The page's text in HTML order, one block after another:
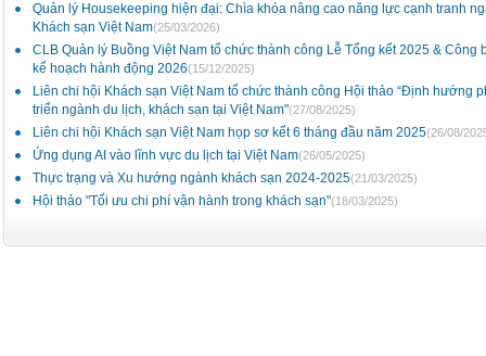
Quản lý Housekeeping hiện đại: Chìa khóa nâng cao năng lực cạnh tranh
Khách sạn Việt Nam(25/03/2026)
CLB Quản lý Buồng Việt Nam tổ chức thành công Lễ Tổng kết 2025 & Công
kế hoạch hành động 2026(15/12/2025)
Liên chi hội Khách sạn Việt Nam tổ chức thành công Hội thảo “Định hướng
triển ngành du lịch, khách sạn tại Việt Nam"(27/08/2025)
Liên chi hội Khách sạn Việt Nam họp sơ kết 6 tháng đầu năm 2025(26/08/
Ứng dụng AI vào lĩnh vực du lịch tại Việt Nam(26/05/2025)
Thực trạng và Xu hướng ngành khách sạn 2024-2025(21/03/2025)
Hội thảo "Tối ưu chi phí vận hành trong khách sạn"(18/03/2025)